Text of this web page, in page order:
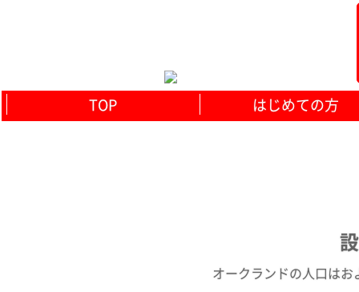
TOP はじめての方
オークランドの人口は